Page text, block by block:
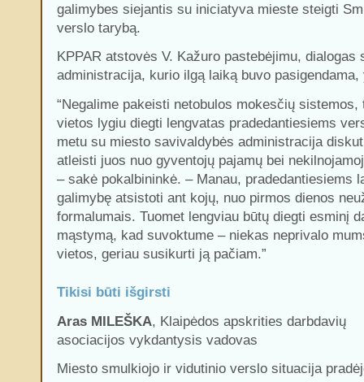
galimybes siejantis su iniciatyva mieste steigti
verslo tarybą.
KPPAR atstovės V. Kažuro pastebėjimu, dialogas
administracija, kurio ilgą laiką buvo
“Negalime pakeisti netobulos mokesčių sistemos,
vietos lygiu diegti lengvatas pradedantiesiems
metu su miesto savivaldybės administracija
atleisti juos nuo gyventojų pajamų bei
– sakė pokalbininkė. – Manau, pradedantiesiems
galimybę atsistoti ant kojų, nuo pirmos dienos
formalumais. Tuomet lengviau būtų diegti esminį
mąstymą, kad suvoktume – niekas neprivalo
vietos, geriau susikurti ją pačiam.”
Tikisi būti išgirsti
Aras MILEŠKA, Klaipėdos apskrities darbdavių
asociacijos vykdantysis vadovas
Miesto smulkiojo ir vidutinio verslo situacija